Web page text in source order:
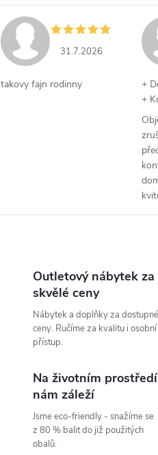
31.7.2026
takovy fajn rodinny
+
+
Outletový nábytek za
skvělé ceny
Nábytek a doplňky za dostupné
ceny. Ručíme za kvalitu i osobní
přístup.
Na životním prostředí
nám záleží
Jsme eco-friendly - snažíme se
z 80 % balit do již použitých
obalů.